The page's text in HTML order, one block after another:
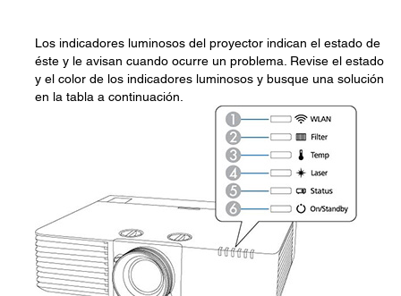
Los indicadores luminosos del proyector indican el estado de
éste y le avisan cuando ocurre un problema. Revise el estado
y el color de los indicadores luminosos y busque una solución
en la tabla a continuación.